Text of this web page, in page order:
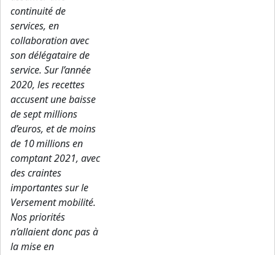
continuité de
services, en
collaboration avec
son délégataire de
service. Sur l’année
2020, les recettes
accusent une baisse
de sept millions
d’euros, et de moins
de 10 millions en
comptant 2021, avec
des craintes
importantes sur le
Versement mobilité.
Nos priorités
n’allaient donc pas à
la mise en